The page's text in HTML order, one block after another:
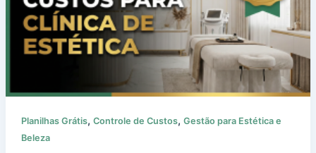
Planilhas Grátis, Controle de Custos, Gestão para Estética e
Beleza